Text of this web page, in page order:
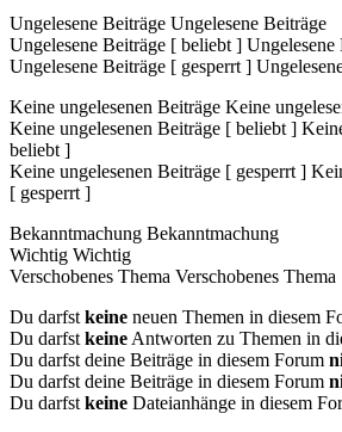
Ungelesene Beiträge Ungelesene Beiträge
Ungelesene Beiträge [ beliebt ] Ungelesene
Ungelesene Beiträge [ gesperrt ]
Keine ungelesenen Beiträge Keine
Keine ungelesenen Beiträge [ beliebt ]
beliebt ]
Keine ungelesenen Beiträge [ gesperrt ]
[ gesperrt ]
Bekanntmachung Bekanntmachung
Wichtig Wichtig
Verschobenes Thema Verschobenes Thema
Du darfstkeine neuen Themen in diesem
Du darfstkeineAntworten zu Themen in
Du darfst deine Beiträge in diesem Forum
Du darfst deine Beiträge in diesem Forum
Du darfstkeine Dateianhänge in diesem